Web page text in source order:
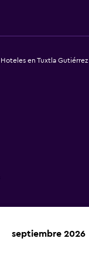
Hoteles en Tuxtla Gutiérrez
septiembre 2026